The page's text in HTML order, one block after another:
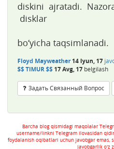
diskini ajratadi.
disklar
bo‘yicha taqsimlanadi.
Floyd Mayweather 14 Iyun, 17
$$ TIMUR $$ 17 Avg, 17 belgilash
Задать Связанный Вопрос
Barcha blog qismidagi maqolalar
username/linkni Telegram ilovasidan
foydalanish oqibatlari uchun javobgar emas,
javobgarlik o'z